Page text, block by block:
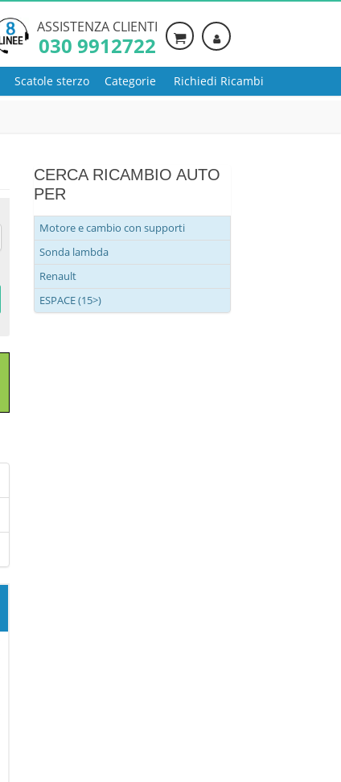
ASSISTENZA CLIENTI
030 9912722
Scatole sterzo Categorie Richiedi Ricambi
CERCA RICAMBIO AUTO
PER
Motore e cambio con supporti
Sonda lambda
Renault
ESPACE (15>)